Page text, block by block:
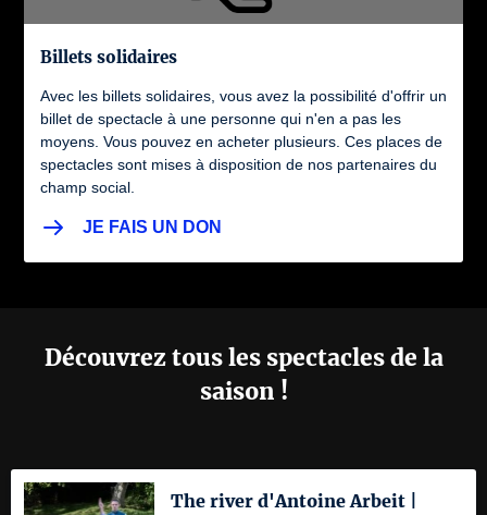
Billets solidaires
Avec les billets solidaires, vous avez la possibilité d'offrir un
billet de spectacle à une personne qui n'en a pas les
moyens. Vous pouvez en acheter plusieurs. Ces places de
spectacles sont mises à disposition de nos partenaires du
champ social.
JE FAIS UN DON
Découvrez tous les spectacles de la
saison !
The river d'Antoine Arbeit |